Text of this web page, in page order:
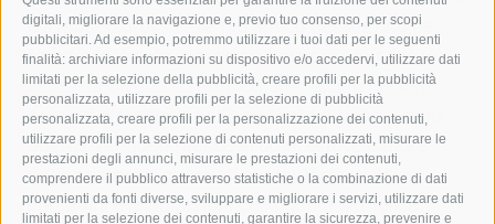
digitali, migliorare la navigazione e, previo tuo consenso, per scopi
pubblicitari. Ad esempio, potremmo utilizzare i tuoi dati per le seguenti
finalità: archiviare informazioni su dispositivo e/o accedervi, utilizzare dati
limitati per la selezione della pubblicità, creare profili per la pubblicità
personalizzata, utilizzare profili per la selezione di pubblicità
personalizzata, creare profili per la personalizzazione dei contenuti,
utilizzare profili per la selezione di contenuti personalizzati, misurare le
prestazioni degli annunci, misurare le prestazioni dei contenuti,
comprendere il pubblico attraverso statistiche o la combinazione di dati
provenienti da fonti diverse, sviluppare e migliorare i servizi, utilizzare dati
limitati per la selezione dei contenuti, garantire la sicurezza, prevenire e
è il museo provinciale più antico dell'Alto Adige.
Nella imponente residenza barocca Mair am Hof,
citata da diversi scrittori del XIX secolo nei loro
appunti di viaggi, e nell'adiacente museo a cielo
aperto, vengono messe in contrasto le dimore
degli aristocratici, i masi autosufficienti dei
contadini e le abitazioni della gente semplice.